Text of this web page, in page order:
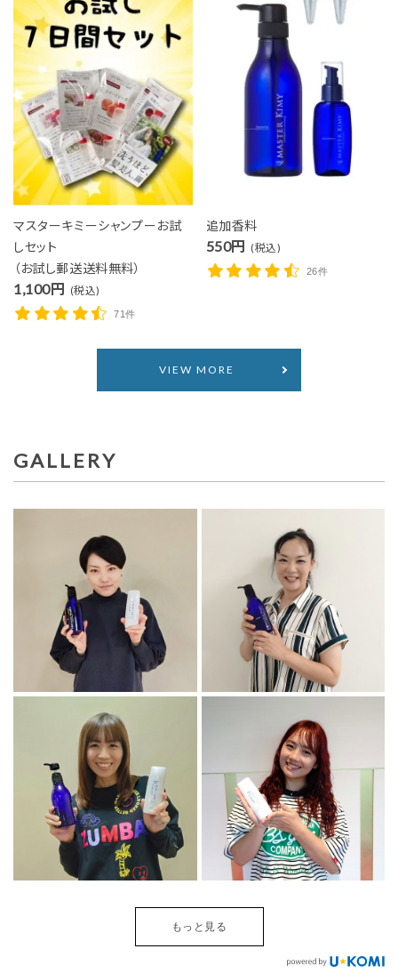
マスターキミーシャンプーお試
しセット
（お試し郵送送料無料）
1,100円 (税込)
71件
追加香料
550円 (税込)
26件
VIEW MORE
GALLERY
もっと見る